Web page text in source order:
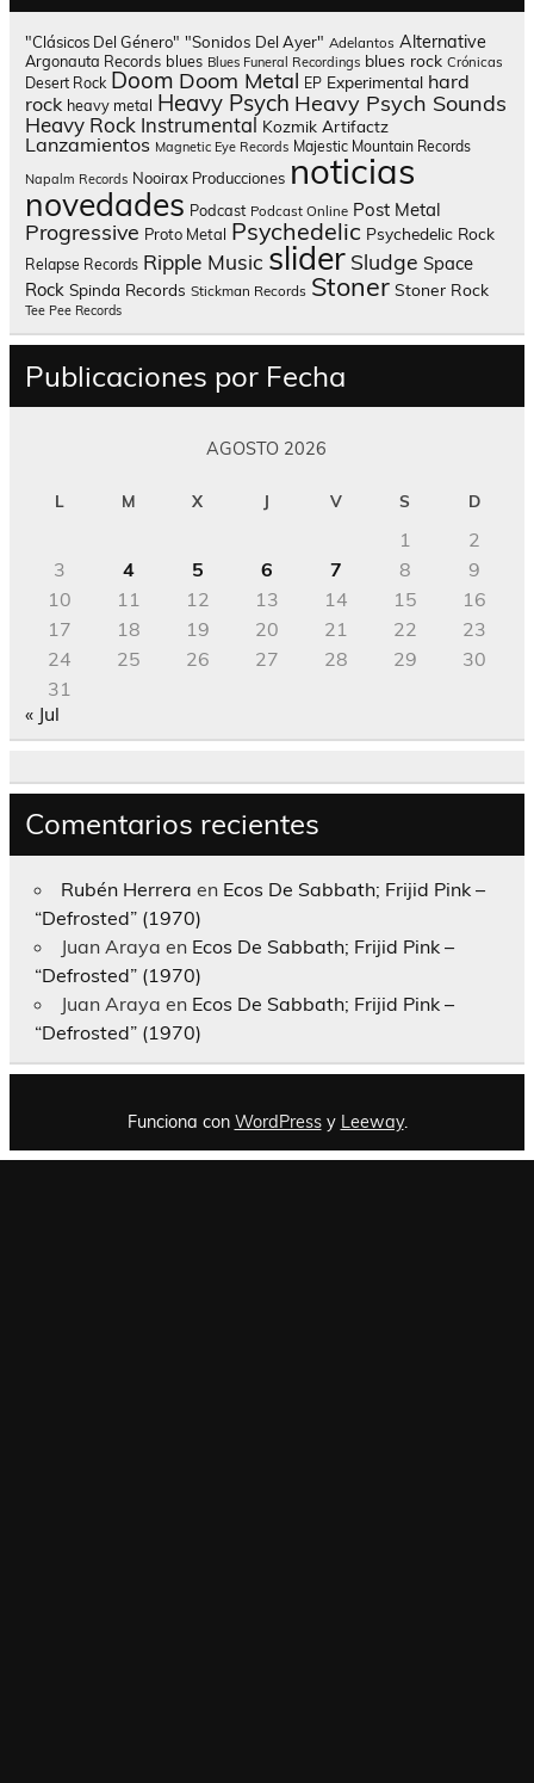
"Clásicos Del Género" "Sonidos Del Ayer" Adelantos Alternative
Argonauta Records blues Blues Funeral Recordings blues rock Crónicas
Desert Rock Doom Doom Metal EP Experimental hard
rock heavy metal Heavy Psych Heavy Psych Sounds
Heavy Rock Instrumental Kozmik Artifactz
Lanzamientos Magnetic Eye Records Majestic Mountain Records
Napalm Records Nooirax Producciones noticias
novedades Podcast Podcast Online Post Metal
Progressive Proto Metal Psychedelic Psychedelic Rock
Relapse Records Ripple Music slider Sludge Space
Rock Spinda Records Stickman Records Stoner Stoner Rock
Tee Pee Records
Publicaciones por Fecha
AGOSTO 2026
L M X J V S D
1
2
3
4 5 6 7 8
9
10
11 12 13 14 15
16
17
18 19 20 21 22
23
24
25 26 27 28 29
30
31
« Jul
Comentarios recientes
Rubén Herrera en Ecos De Sabbath; Frijid Pink –
“Defrosted” (1970)
Juan Araya en Ecos De Sabbath; Frijid Pink –
“Defrosted” (1970)
Juan Araya en Ecos De Sabbath; Frijid Pink –
“Defrosted” (1970)
Funciona con WordPressy Leeway.